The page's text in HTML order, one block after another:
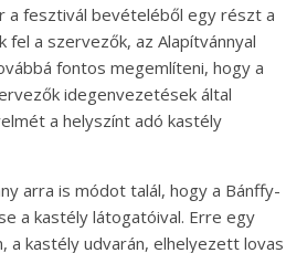
a fesztivál bevételéből egy részt a
fel a szervezők, az Alapítvánnyal
fontos megemlíteni, hogy a
idegenvezetések által
a helyszínt adó kastély
arra is módot talál, hogy a Bánffy-
a kastély látogatóival. Erre egy
a kastély udvarán, elhelyezett lovas